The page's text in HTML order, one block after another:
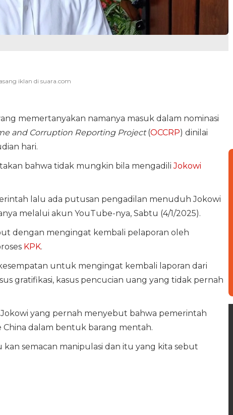
memertanyakan namanya masuk dalam nominasi
and Corruption Reporting Project(OCCRP) dinilai
hari.
bahwa tidak mungkin bila mengadiliJokowi
lalu ada putusan pengadilan menuduh Jokowi
melalui akun YouTube-nya, Sabtu (4/1/2025).
dengan mengingat kembali pelaporan oleh
KPK.
untuk mengingat kembali laporan dari
gratifikasi, kasus pencucian uang yang tidak pernah
yang pernah menyebut bahwa pemerintah
dalam bentuk barang mentah.
semacan manipulasi dan itu yang kita sebut